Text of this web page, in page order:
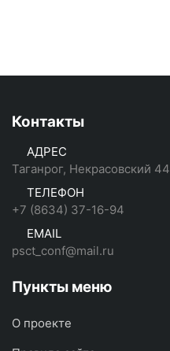
Контакты
АДРЕС
Таганрог, Некрасовский 44
ТЕЛЕФОН
+7 (8634) 37-16-94
EMAIL
psct_conf@mail.ru
Пункты меню
О проекте